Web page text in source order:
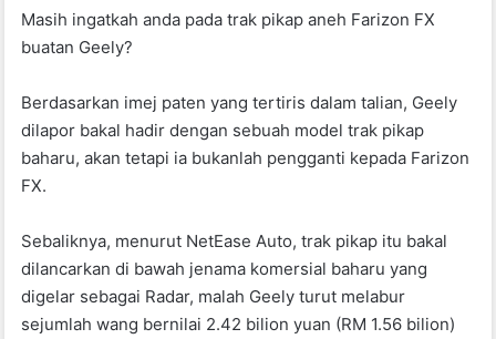
c
b
o
o
at
s
A
p
p
itt
Masih ingatkah anda pada trak pikap aneh Farizon FX
buatan Geely?
Berdasarkan imej paten yang tertiris dalam talian, Geely
dilapor bakal hadir dengan sebuah model trak pikap
baharu, akan tetapi ia bukanlah pengganti kepada Farizon
FX.
Sebaliknya, menurut NetEase Auto, trak pikap itu bakal
dilancarkan di bawah jenama komersial baharu yang
digelar sebagai Radar, malah Geely turut melabur
sejumlah wang bernilai 2.42 bilion yuan (RM 1.56 bilion)